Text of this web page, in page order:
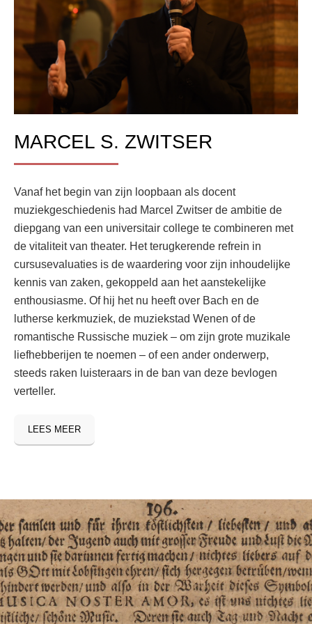
MARCEL S. ZWITSER
Vanaf het begin van zijn loopbaan als docent
muziekgeschiedenis had Marcel Zwitser de ambitie de
diepgang van een universitair college te combineren met
de vitaliteit van theater. Het terugkerende refrein in
cursusevaluaties is de waardering voor zijn inhoudelijke
kennis van zaken, gekoppeld aan het aanstekelijke
enthousiasme. Of hij het nu heeft over Bach en de
lutherse kerkmuziek, de muziekstad Wenen of de
romantische Russische muziek – om zijn grote muzikale
liefhebberijen te noemen – of een ander onderwerp,
steeds raken luisteraars in de ban van deze bevlogen
verteller.
LEES MEER